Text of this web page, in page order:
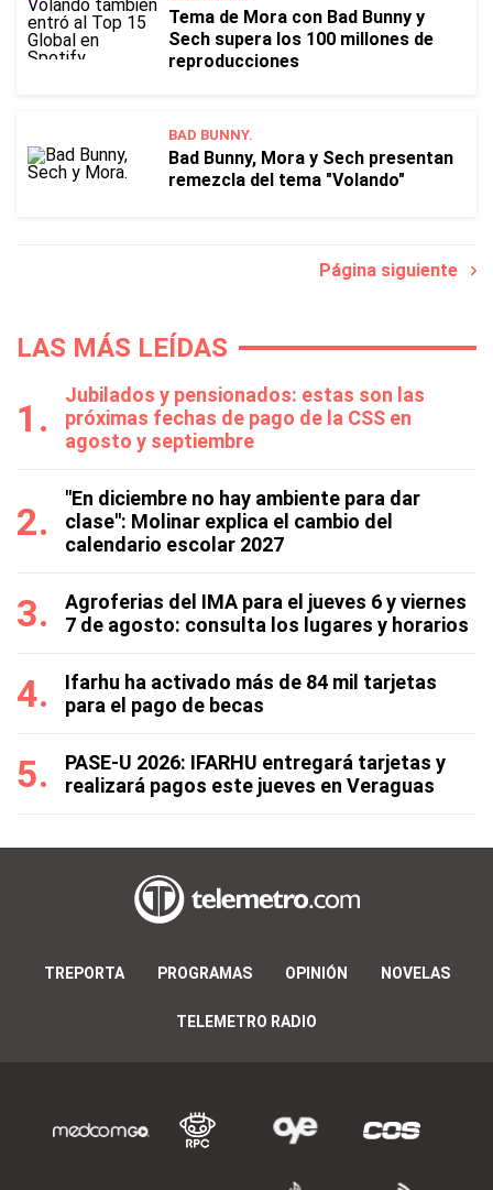
Tema de Mora con Bad Bunny y
Sech supera los 100 millones de
reproducciones
BAD BUNNY.
Bad Bunny, Mora y Sech presentan
remezcla del tema "Volando"
Página siguiente
LAS MÁS LEÍDAS
Jubilados y pensionados: estas son las
próximas fechas de pago de la CSS en
agosto y septiembre
"En diciembre no hay ambiente para dar
clase": Molinar explica el cambio del
calendario escolar 2027
Agroferias del IMA para el jueves 6 y viernes
7 de agosto: consulta los lugares y horarios
Ifarhu ha activado más de 84 mil tarjetas
para el pago de becas
PASE-U 2026: IFARHU entregará tarjetas y
realizará pagos este jueves en Veraguas
TREPORTA PROGRAMAS OPINIÓN NOVELAS
TELEMETRO RADIO